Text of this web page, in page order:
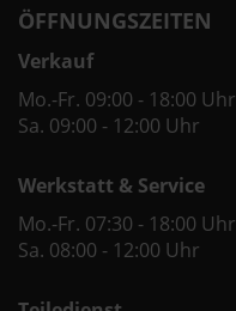
ÖFFNUNGSZEITEN
Verkauf
Mo.-Fr. 09:00 - 18:00 Uhr
Sa. 09:00 - 12:00 Uhr
Werkstatt & Service
Mo.-Fr. 07:30 - 18:00 Uhr
Sa. 08:00 - 12:00 Uhr